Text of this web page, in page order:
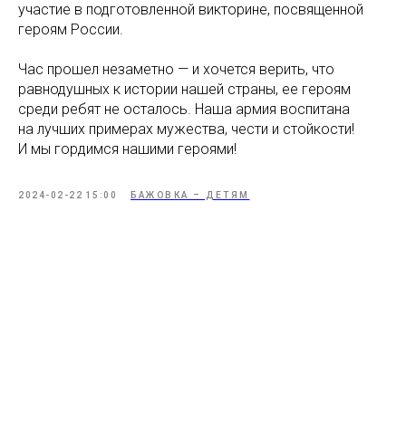
участие в подготовленной викторине, посвященной
героям России.
Час прошел незаметно — и хочется верить, что
равнодушных к истории нашей страны, ее героям
среди ребят не осталось. Наша армия воспитана
на лучших примерах мужества, чести и стойкости!
И мы гордимся нашими героями!
2024-02-22 15:00 БАЖОВКА – ДЕТЯМ